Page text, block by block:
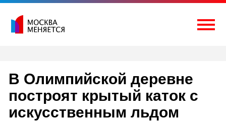
Перейти
содержимому
В Олимпийской деревне
построят крытый каток с
искусственным льдом